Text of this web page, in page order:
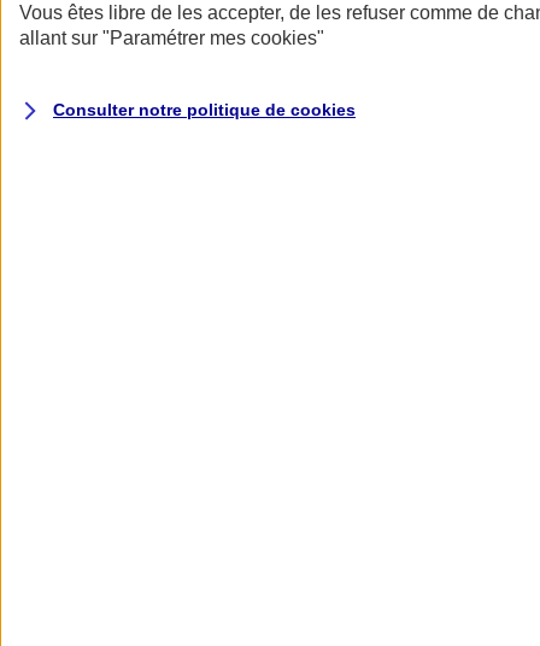
AXA Assurance
Vous êtes libre de les accepter, de les refuser comme de
allant sur "Paramétrer mes cookies"
Consulter notre politique de cookies